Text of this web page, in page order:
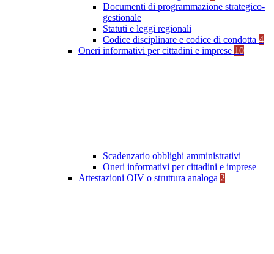
Documenti di programmazione strategico-
gestionale
Statuti e leggi regionali
Codice disciplinare e codice di condotta 4
Oneri informativi per cittadini e imprese 10
Scadenzario obblighi amministrativi
Oneri informativi per cittadini e imprese
Attestazioni OIV o struttura analoga 2